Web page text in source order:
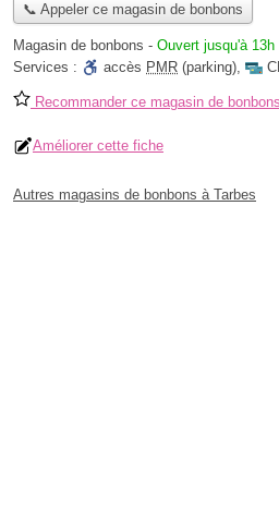
📞 Appeler ce magasin de bonbons
Magasin de bonbons - Ouvert jusqu'à 13h
Services :
accès PMR (parking),
Recommander ce magasin de bonbons
Améliorer cette fiche
Autres magasins de bonbons à Tarbes